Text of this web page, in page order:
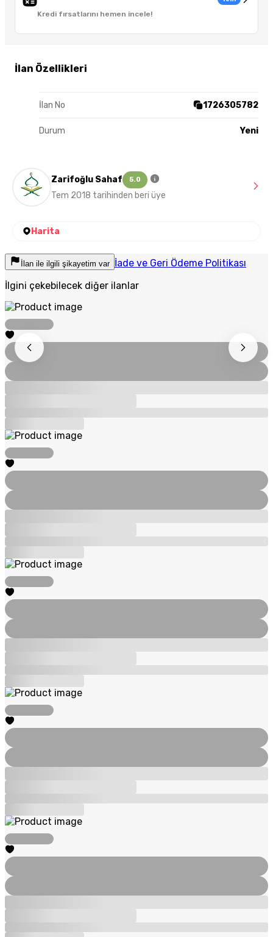
Kredi fırsatlarını hemen incele!
İlan Özellikleri
İlan No 1726305782
Durum Yeni
Zarifoğlu Sahaf 5.0
Tem 2018 tarihinden beri üye
Harita
İlan ile ilgili şikayetim var İade ve Geri Ödeme Politikası
İlgini çekebilecek diğer ilanlar